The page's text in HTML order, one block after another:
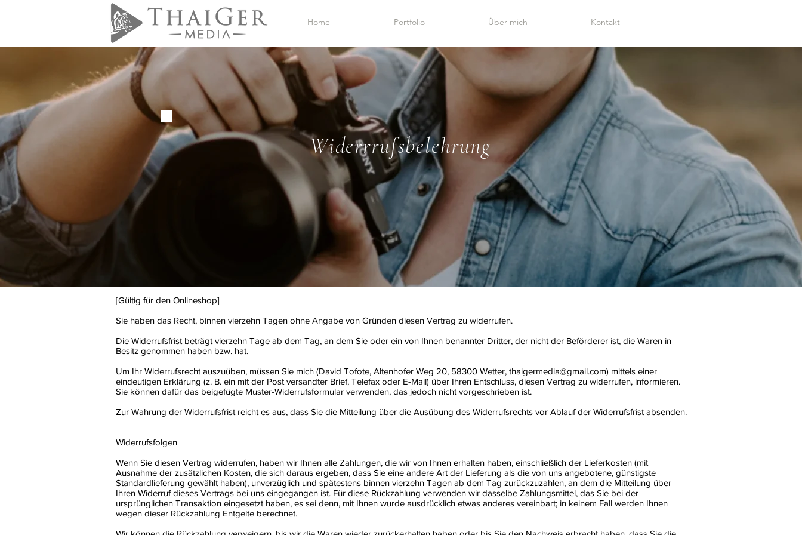
Home Portfolio Über mich Kontakt
Widerrrufsbelehrung
[Gültig für den Onlineshop]
Sie haben das Recht, binnen vierzehn Tagen ohne Angabe von Gründen diesen Vertrag zu widerrufen.
Die Widerrufsfrist beträgt vierzehn Tage ab dem Tag, an dem Sie oder ein von Ihnen benannter Dritter, der nicht der Beförderer ist, die Waren in
Besitz genommen haben bzw. hat.
Um Ihr Widerrufsrecht auszuüben, müssen Sie mich (David Tofote, Altenhofer Weg 20, 58300 Wetter, thaigermedia@gmail.com) mittels einer
eindeutigen Erklärung (z. B. ein mit der Post versandter Brief, Telefax oder E-Mail) über Ihren Entschluss, diesen Vertrag zu widerrufen, informieren.
Sie können dafür das beigefügte Muster-Widerrufsformular verwenden, das jedoch nicht vorgeschrieben ist.
Zur Wahrung der Widerrufsfrist reicht es aus, dass Sie die Mitteilung über die Ausübung des Widerrufsrechts vor Ablauf der Widerrufsfrist absenden.
Widerrufsfolgen
Wenn Sie diesen Vertrag widerrufen, haben wir Ihnen alle Zahlungen, die wir von Ihnen erhalten haben, einschließlich der Lieferkosten (mit
Ausnahme der zusätzlichen Kosten, die sich daraus ergeben, dass Sie eine andere Art der Lieferung als die von uns angebotene, günstigste
Standardlieferung gewählt haben), unverzüglich und spätestens binnen vierzehn Tagen ab dem Tag zurückzuzahlen, an dem die Mitteilung über
Ihren Widerruf dieses Vertrags bei uns eingegangen ist. Für diese Rückzahlung verwenden wir dasselbe Zahlungsmittel, das Sie bei der
ursprünglichen Transaktion eingesetzt haben, es sei denn, mit Ihnen wurde ausdrücklich etwas anderes vereinbart; in keinem Fall werden Ihnen
wegen dieser Rückzahlung Entgelte berechnet.